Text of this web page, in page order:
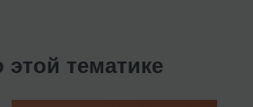
тематике